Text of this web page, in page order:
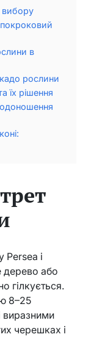
вибору
в
рослини
їх рішення
і
дерево або
гілкується.
8–25
виразними
черешках і